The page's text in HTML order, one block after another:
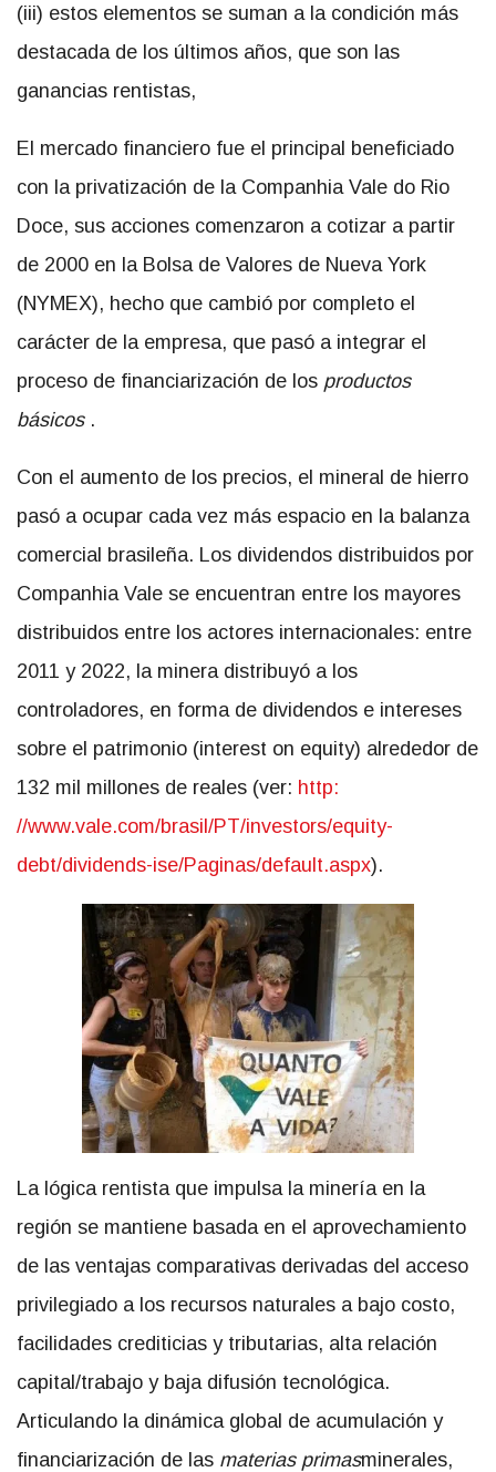
(iii) estos elementos se suman a la condición más
destacada de los últimos años, que son las
ganancias rentistas,
El mercado financiero fue el principal beneficiado
con la privatización de la Companhia Vale do Rio
Doce, sus acciones comenzaron a cotizar a partir
de 2000 en la Bolsa de Valores de Nueva York
(NYMEX), hecho que cambió por completo el
carácter de la empresa, que pasó a integrar el
proceso de financiarización de los productos
básicos.
Con el aumento de los precios, el mineral de hierro
pasó a ocupar cada vez más espacio en la balanza
comercial brasileña. Los dividendos distribuidos por
Companhia Vale se encuentran entre los mayores
distribuidos entre los actores internacionales: entre
2011 y 2022, la minera distribuyó a los
controladores, en forma de dividendos e intereses
sobre el patrimonio (interest on equity) alrededor de
132 mil millones de reales (ver: http:
//www.vale.com/brasil/PT/investors/equity-
debt/dividends-ise/Paginas/default.aspx).
La lógica rentista que impulsa la minería en la
región se mantiene basada en el aprovechamiento
de las ventajas comparativas derivadas del acceso
privilegiado a los recursos naturales a bajo costo,
facilidades crediticias y tributarias, alta relación
capital/trabajo y baja difusión tecnológica.
Articulando la dinámica global de acumulación y
financiarización de las materias primasminerales,